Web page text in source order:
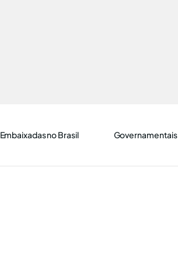
Embaixadas no Brasil Governamentais